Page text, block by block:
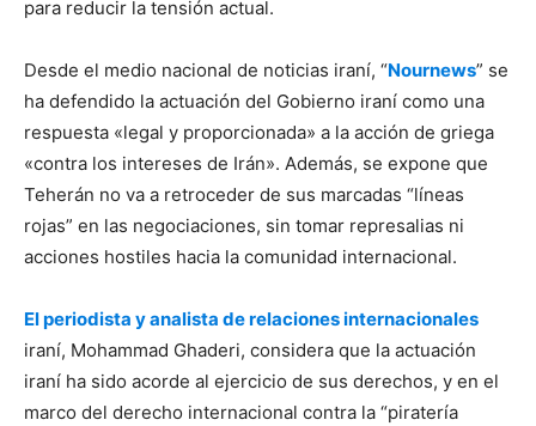
para reducir la tensión actual.
Desde el medio nacional de noticias iraní, “Nournews” se
ha defendido la actuación del Gobierno iraní como una
respuesta «legal y proporcionada» a la acción de griega
«contra los intereses de Irán». Además, se expone que
Teherán no va a retroceder de sus marcadas “líneas
rojas” en las negociaciones, sin tomar represalias ni
acciones hostiles hacia la comunidad internacional.
El periodista y analista de relaciones internacionales
iraní, Mohammad Ghaderi, considera que la actuación
iraní ha sido acorde al ejercicio de sus derechos, y en el
marco del derecho internacional contra la “piratería